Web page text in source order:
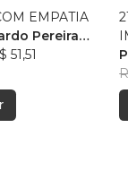
EMPATIA
Pereira
51,51